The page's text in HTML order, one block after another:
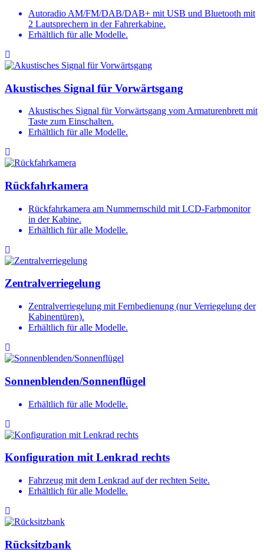
Autoradio AM/FM/DAB/DAB+ mit USB und Bluetooth mit
2 Lautsprechern in der Fahrerkabine.
Erhältlich für alle Modelle.
Akustisches Signal für Vorwärtsgang
Akustisches Signal für Vorwärtsgang vom Armaturenbrett mit
Taste zum Einschalten.
Erhältlich für alle Modelle.
Rückfahrkamera
Rückfahrkamera am Nummernschild mit LCD-Farbmonitor
in der Kabine.
Erhältlich für alle Modelle.
Zentralverriegelung
Zentralverriegelung mit Fernbedienung (nur Verriegelung der
Kabinentüren).
Erhältlich für alle Modelle.
Sonnenblenden/Sonnenflügel
Erhältlich für alle Modelle.
Konfiguration mit Lenkrad rechts
Fahrzeug mit dem Lenkrad auf der rechten Seite.
Erhältlich für alle Modelle.
Rücksitzbank